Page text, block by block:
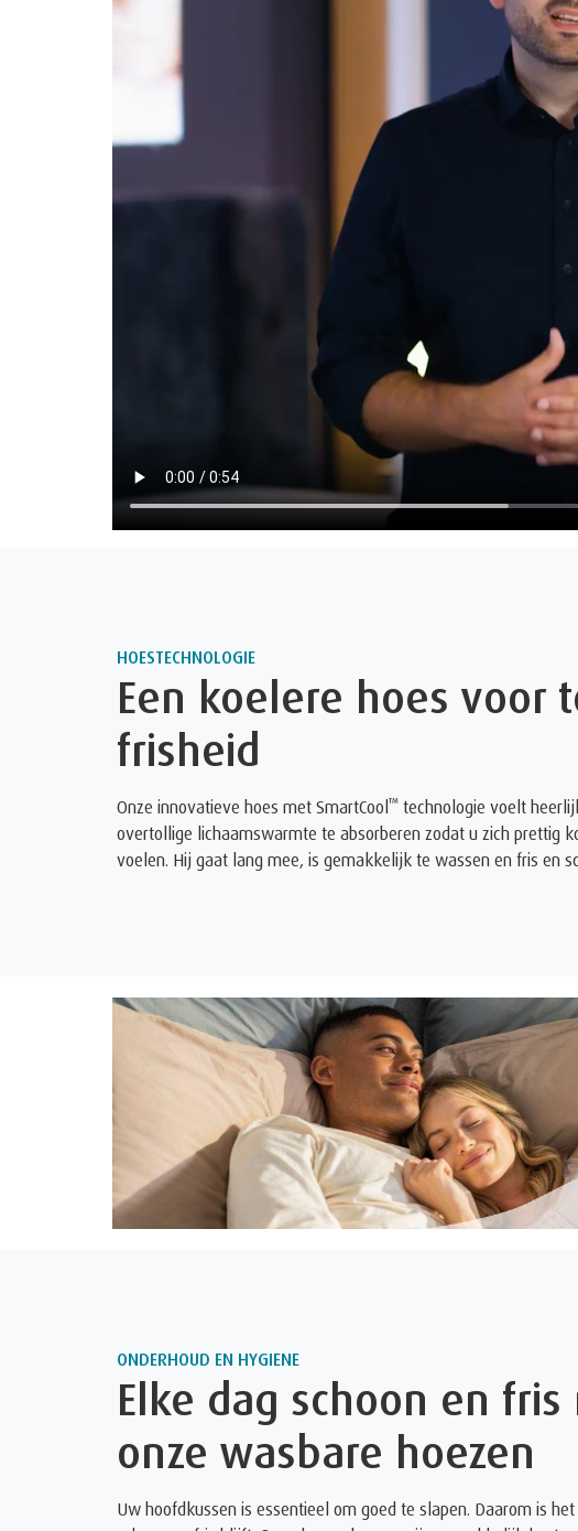
HOESTECHNOLOGIE
Een koelere hoes voor
frisheid
Onze innovatieve hoes met SmartCool™ technologie voelt
overtollige lichaamswarmte te absorberen zodat u zich prettig
voelen. Hij gaat lang mee, is gemakkelijk te wassen en fris en
ONDERHOUD EN HYGIENE
Elke dag schoon en fris
onze wasbare hoezen
Uw hoofdkussen is essentieel om goed te slapen. Daarom is